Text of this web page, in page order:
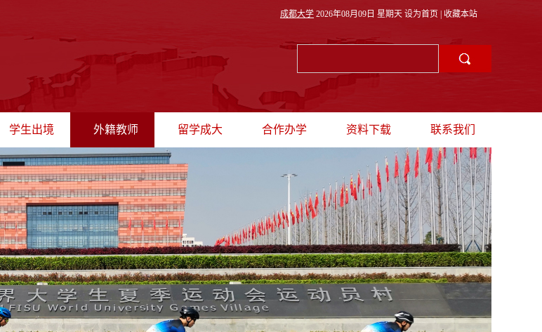
成都大学 2026年08月09日 星期天 设为首页 收藏本站
学生出境
最新动态
出境学习
海外实习
外籍教师
招聘信息
政策法规
办证流程
日常管理
外教风采
留学成大
留学生风采
招生信息
合作办学
中外合作办学
海外联合培养
资料下载
教师出境
学生出境
联合培养项目
国际会议
外专邀请
国际生来校
联系我们
联系方式